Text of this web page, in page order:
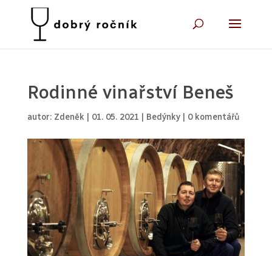
Rodinné vinařství Beneš
autor: Zdeněk 01. 05. 2021 Bedýnky| 0 komentářů